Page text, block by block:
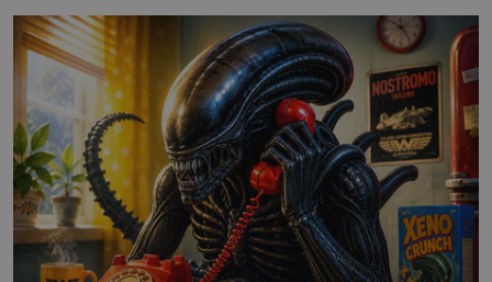
měkkost a bezpečí, proto by pokoj miminka měl působit
především klidně a útulně. Předškolní věk je